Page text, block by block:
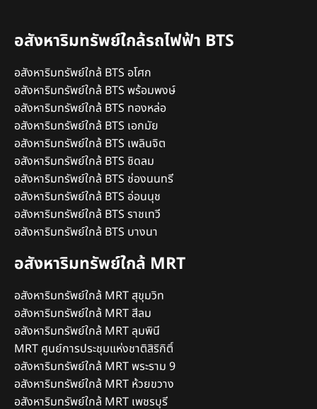
อสังหาริมทรัพย์ใกล้รถไฟฟ้า BTS
อสังหาริมทรัพย์ใกล้ BTS อโศก
อสังหาริมทรัพย์ใกล้ BTS พร้อมพงษ์
อสังหาริมทรัพย์ใกล้ BTS ทองหล่อ
อสังหาริมทรัพย์ใกล้ BTS เอกมัย
อสังหาริมทรัพย์ใกล้ BTS เพลินจิต
อสังหาริมทรัพย์ใกล้ BTS ชิดลม
อสังหาริมทรัพย์ใกล้ BTS ช่องนนทรี
อสังหาริมทรัพย์ใกล้ BTS อ่อนนุช
อสังหาริมทรัพย์ใกล้ BTS ราชเทวี
อสังหาริมทรัพย์ใกล้ BTS บางนา
อสังหาริมทรัพย์ใกล้ MRT
อสังหาริมทรัพย์ใกล้ MRT สุขุมวิท
อสังหาริมทรัพย์ใกล้ MRT สีลม
อสังหาริมทรัพย์ใกล้ MRT ลุมพินี
MRT ศูนย์การประชุมแห่งชาติสิริกิติ์
อสังหาริมทรัพย์ใกล้ MRT พระราม 9
อสังหาริมทรัพย์ใกล้ MRT ห้วยขวาง
อสังหาริมทรัพย์ใกล้ MRT เพชรบุรี